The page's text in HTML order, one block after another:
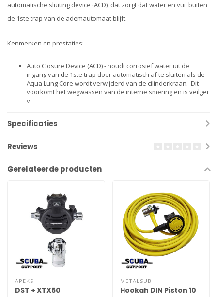
automatische sluiting device (ACD), dat zorgt dat water en vuil buiten
de 1ste trap van de ademautomaat blijft.
Kenmerken en prestaties:
Auto Closure Device (ACD) - houdt corrosief water uit de
ingang van de 1ste trap door automatisch af te sluiten als de
Aqua Lung Core wordt verwijderd van de cilinderkraan. Dit
voorkomt het wegwassen van de interne smering en is veilger
v
Specificaties
Reviews
Gerelateerde producten
APEKS
DST + XTX50
METALSUB
Hookah DIN Piston 10